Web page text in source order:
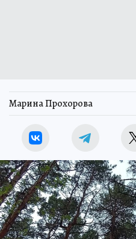
Марина Прохорова